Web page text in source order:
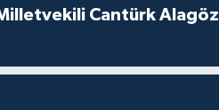
Cantürk Alagöz